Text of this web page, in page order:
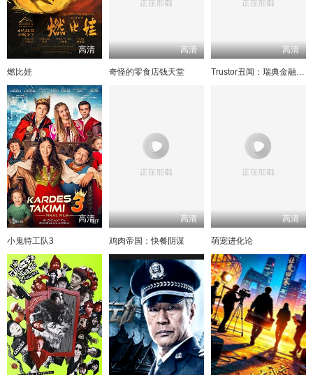
高清
燃比娃
高清
奇怪的零食店钱天堂
高清
Trustor丑闻：瑞典金融案内幕
高清
小鬼特工队3
高清
鸡肉帝国：快餐阴谋
高清
萌宠进化论